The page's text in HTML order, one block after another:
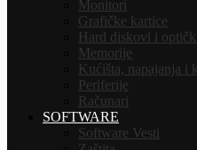
Monitori
Grafičke kartice
Hard diskovi i
Memorije
Kućišta, napajanja i
Periferije
Računari
SOFTWARE
Software Vesti